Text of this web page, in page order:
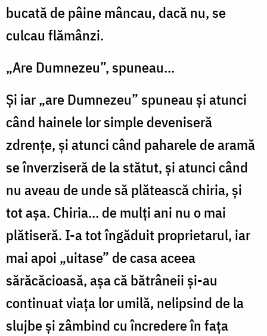
bucată de pâine mâncau, dacă nu, se
culcau flămânzi.
„Are Dumnezeu”, spuneau...
Și iar „are Dumnezeu” spuneau și atunci
când hainele lor simple deveniseră
zdrențe, și atunci când paharele de aramă
se înverziseră de la stătut, și atunci când
nu aveau de unde să plătească chiria, și
tot așa. Chiria... de mulți ani nu o mai
plătiseră. I-a tot îngăduit proprietarul, iar
mai apoi „uitase” de casa aceea
sărăcăcioasă, așa că bătrâneii și-au
continuat viața lor umilă, nelipsind de la
slujbe și zâmbind cu încredere în fața